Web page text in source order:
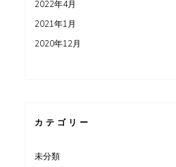
2022年4月
2021年1月
2020年12月
カテゴリー
未分類